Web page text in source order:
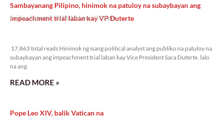
Sambayanang Pilipino, hinimok na patuloy na subaybayan ang
impeachment trial laban kay VP Duterte
Friday, August 7, 2026 2:01 pm 2:01 pm
17,863 total reads Hinimok ng isang political analyst ang publiko na patuloy na
subaybayan ang impeachment trial laban kay Vice President Sara Duterte, lalo
na ang
READ MORE »
Pope Leo XIV, balik Vatican na